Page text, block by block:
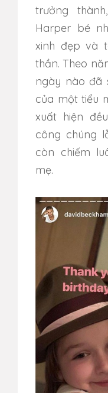
trưởng
Harper bé
xinh đẹp và
thần. Theo
ngày nào đã
của một tiểu
xuất hiện
công chúng
còn chiếm
mẹ.